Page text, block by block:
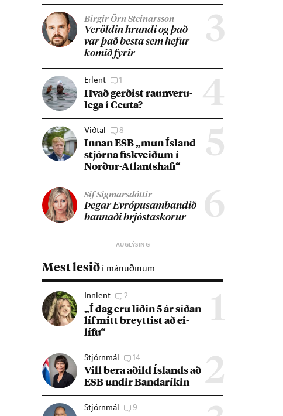
3
Birgir Örn Steinarsson
Ver­öld­in hrundi og það
var það besta sem hef­ur
kom­ið fyr­ir
4
Erlent 1
Hvað gerð­ist raun­veru­
lega í Ceuta?
5
Viðtal 8
Inn­an ESB „mun Ís­land
stjórna fisk­veið­um í
Norð­ur-Atlants­hafi“
6
Sif Sigmarsdóttir
Þeg­ar Evr­ópu­sam­band­ið
bann­aði brjósta­skor­ur
Mest lesið í mánuðinum
1
Innlent 2
„Í dag eru lið­in 5 ár síð­an
líf mitt breytt­ist að ei­
lífu“
2
Stjórnmál 14
Vill bera að­ild Ís­lands að
ESB und­ir Banda­rík­in
Stjórnmál 9